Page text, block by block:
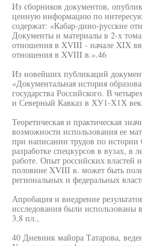
Из сборников документов,
ценную информацию по
содержат: «Кабар-дино-русские
Документы и материалы в 2-х
отношения в XVIII - начале XIX
отношения в XVIII в.».46
Из новейших публикаций
«Документальная история
государства Российского. В
и Северный Кавказ в ХУ1-Х1Х
Теоретическая и практическая
возможности использования ее
при написании трудов по истории
разработке спецкурсов в вузах, в
работе. Опыт российских властей
половине XVIII в. может быть
региональных и федеральных
Апробация и внедрение
исследования были
3,8 пл.,
40 Дневник майора Татарова,